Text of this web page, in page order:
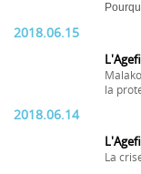
2018.06.15
L'Agefi
la
2018.06.14
La